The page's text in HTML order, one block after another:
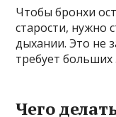
Чтобы бронхи
старости, нужно
дыхании. Это не
требует больших
Чего